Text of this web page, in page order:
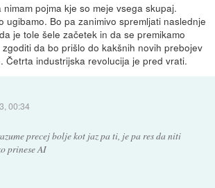
pojma kje so meje vsega skupaj.
ugibamo. Bo pa zanimivo spremljati naslednje
je tole šele začetek in da se premikamo
da bo prišlo do kakšnih novih prebojev
Četrta industrijska revolucija je pred vrati.
00:34
precej bolje kot jaz pa ti, je pa res da niti
prinese AI